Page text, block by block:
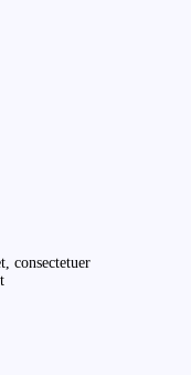
consectetuer